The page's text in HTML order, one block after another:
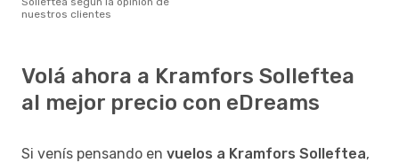
nuestros clientes
Volá ahora a Kramfors Solleftea
al mejor precio con eDreams
Si venís pensando en vuelos a Kramfors Solleftea,